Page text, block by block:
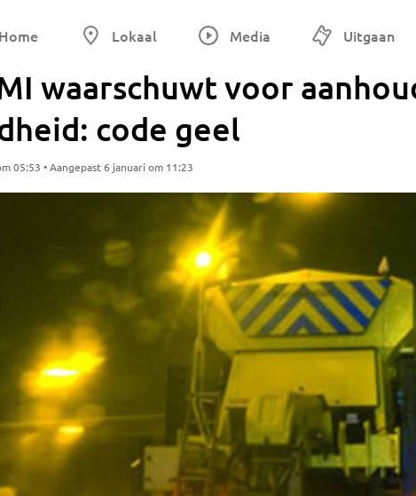
Home Lokaal Media Uitgaan
waarschuwt voor
code geel
05:53 • Aangepast 6 januari om 11:23